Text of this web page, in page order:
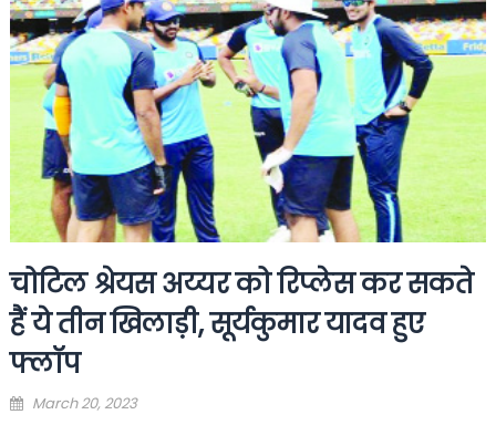
चोटिल श्रेयस अय्यर को रिप्लेस कर सकते
हैं ये तीन खिलाड़ी, सूर्यकुमार यादव हुए
फ्लॉप
Posted
March 20, 2023